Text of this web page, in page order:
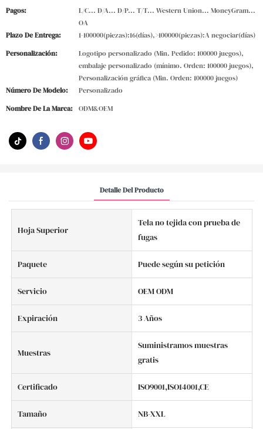
Pagos:
L/C... D/A... D/P... T/T... Western Union... MoneyGram...
OA
Plazo De Entrega:
1-100000(piezas):16(días),>100000(piezas):A negociar(días)
Personalización:
Logotipo personalizado (Min. Pedido: 100000 juegos),
embalaje personalizado (mínimo. Orden: 100000 juegos),
Personalización gráfica (Min. Orden: 100000 juegos)
Número De Modelo:
Personalizado
Nombre De La Marca:
ODM&OEM
Detalle Del Producto
Hoja Superior
Tela no tejida con prueba de
fugas
Paquete Puede según su petición
Servicio OEM ODM
Expiración 3 Años
Muestras
Suministramos muestras
gratis
Certificado ISO9001,ISO14001,CE
Tamaño NB-XXL